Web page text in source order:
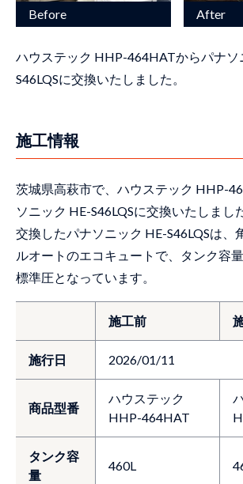
ハウステック HHP-464HATからパナソ
S46LQSに交換いたしました。
施工情報
茨城県高萩市で、ハウステック HHP-
ソニック HE-S46LQSに交換いたしまし
交換したパナソニック HE-S46LQSは、
ルオートのエコキュートで、タンク容
標準圧となっています。
施工前
施行日 2026/01/11
商品型番
ハウステック
HHP-464HAT
タンク容
量
460L